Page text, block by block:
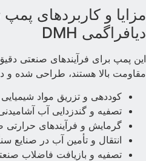
مزایا و کاربردهای
دیافراگمی DMH
این پمپ برای فرآیندهای صنعتی
مقاومت بالا هستند، طراحی شده و
کوددهی و تزریق مواد شیمیایی
تصفیه و گندزدایی آب
گرمایش و فرآیندهای حرارتی
انتقال و تأمین آب در صنایع
تصفیه و بازیافت فاضلاب